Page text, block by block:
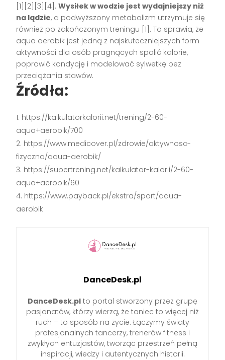
[1][2][3][4] .Wysiłek w wodzie jest wydajniejszy niż
na lądzie, a podwyższony metabolizm utrzymuje się
również po zakończonym treningu [1] . To sprawia, że
aqua aerobik jest jedną z najskuteczniejszych form
aktywności dla osób pragnących spalić kalorie,
poprawić kondycję i modelować sylwetkę bez
przeciążania stawów.
Źródła:
https://kalkulatorkalorii.net/trening/2-60-
aqua+aerobik/700
https://www.medicover.pl/zdrowie/aktywnosc-
fizyczna/aqua-aerobik/
https://supertrening.net/kalkulator-kalorii/2-60-
aqua+aerobik/60
https://www.payback.pl/ekstra/sport/aqua-
aerobik
DanceDesk.pl
DanceDesk.pl to portal stworzony przez grupę
pasjonatów, którzy wierzą, że taniec to więcej niż
ruch – to sposób na życie. Łączymy światy
profesjonalnych tancerzy, trenerów fitness i
zwykłych entuzjastów, tworząc przestrzeń pełną
inspiracji, wiedzy i autentycznych historii.